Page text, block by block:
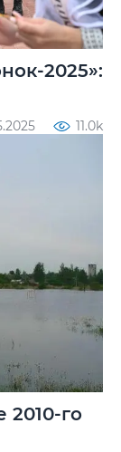
2025»:
11.0k
2010-го